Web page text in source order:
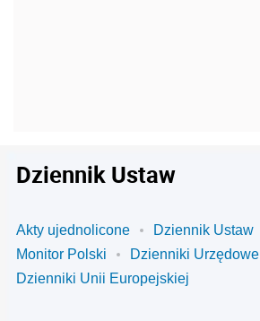
Dziennik Ustaw
Akty ujednolicone
Dziennik Ustaw
Monitor Polski
Dzienniki Urzędowe
Dzienniki Unii Europejskiej